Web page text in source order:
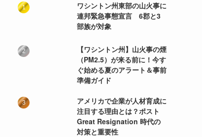
ワシントン州東部の山火事に
連邦緊急事態宣言 6郡と3
部族が対象
【ワシントン州】山火事の煙
（PM2.5）が来る前に！今す
ぐ始める夏のアラート＆事前
準備ガイド
アメリカで企業が人材育成に
注目する理由とは？ポスト
Great Resignation 時代の
対策と重要性